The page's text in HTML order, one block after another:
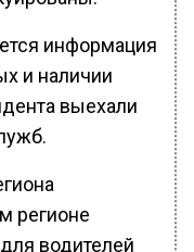
информация
и наличии
выехали
регионе
водителей